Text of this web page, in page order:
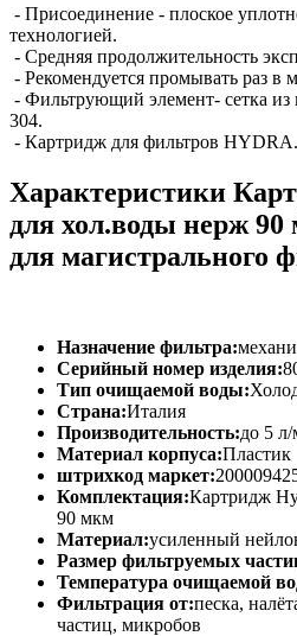
- Присоединение - плоское
технологией.
- Средняя продолжительность
- Рекомендуется промывать раз в
- Фильтрующий элемент- сетка
304.
- Картридж для фильтров HYDRA.
Характеристики
для хол.воды нерж
для магистрального
Назначение фильтра:
Серийный номер изделия:
Тип очищаемой воды:
Страна:Италия
Производительность:до 5
Материал корпуса:Пластик
штрихкод маркет:
Комплектация:Картридж
90 мкм
Материал:усиленный
Размер фильтруемых
Температура очищаемой
Фильтрация от:песка,
частиц, микробов